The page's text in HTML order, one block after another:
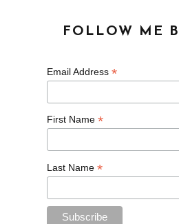
FOLLOW ME
Email Address*
First Name*
Last Name*